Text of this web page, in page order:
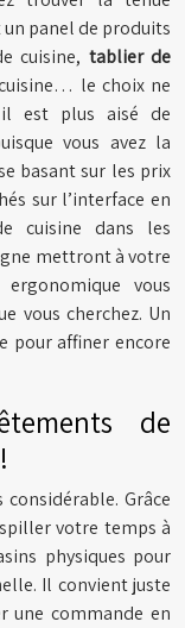
panel de produits
cuisine, tablier de
le choix ne
est plus aisé de
vous avez la
basant sur les prix
sur l’interface en
cuisine dans les
mettront à votre
vous
vous cherchez. Un
pour affiner encore
de
Grâce
votre temps à
physiques pour
Il convient juste
une commande en